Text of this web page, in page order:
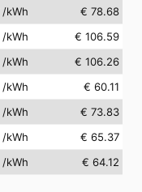
/kWh
€ 78.68
/kWh
€ 106.59
/kWh
€ 106.26
/kWh
€ 60.11
/kWh
€ 73.83
/kWh
€ 65.37
/kWh € 64.12